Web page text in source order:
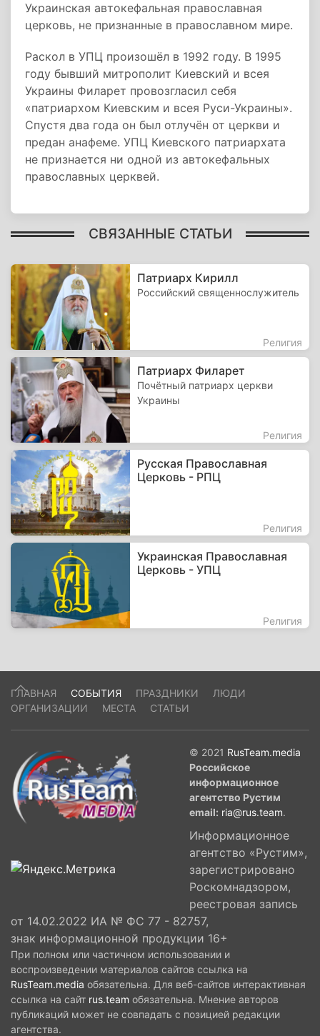
Украинская автокефальная православная
церковь, не признанные в православном мире.
Раскол в УПЦ произошёл в 1992 году. В 1995
году бывший митрополит Киевский и всея
Украины Филарет провозгласил себя
«патриархом Киевским и всея Руси-Украины».
Спустя два года он был отлучён от церкви и
предан анафеме. УПЦ Киевского патриархата
не признается ни одной из автокефальных
православных церквей.
СВЯЗАННЫЕ СТАТЬИ
Патриарх Кирилл
Российский священнослужитель
Религия
Патриарх Филарет
Почётный патриарх церкви
Украины
Религия
Русская Православная
Церковь - РПЦ
Религия
Украинская Православная
Церковь - УПЦ
Религия
ГЛАВНАЯ СОБЫТИЯ ПРАЗДНИКИ
ЛЮДИ
ОРГАНИЗАЦИИ
МЕСТА СТАТЬИ
© 2021 RusTeam.media
Российское
информационное
агентство Рустим
email: ria@rus.team.
Информационное
агентство «Рустим»,
зарегистрировано
Роскомнадзором,
реестровая запись
от 14.02.2022 ИА № ФС 77 - 82757,
знак информационной продукции 16+
При полном или частичном использовании и
воспроизведении материалов сайтов ссылка на
RusTeam.media обязательна. Для веб-сайтов интерактивная
ссылка на сайт rus.team обязательна. Мнение авторов
публикаций может не совпадать с позицией редакции
агентства.